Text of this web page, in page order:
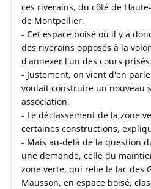
ces riverains, du côté de
de Montpellier.
- Cet espace boisé où il y a
des riverains opposés à la
d'annexer l'un des cours
- Justement, on vient d'en
voulait construire un nouveau
association.
- Le déclassement de la zone
certaines constructions,
- Mais au-delà de la question
une demande, celle du
zone verte, qui relie le lac des
Mausson, en espace boisé,